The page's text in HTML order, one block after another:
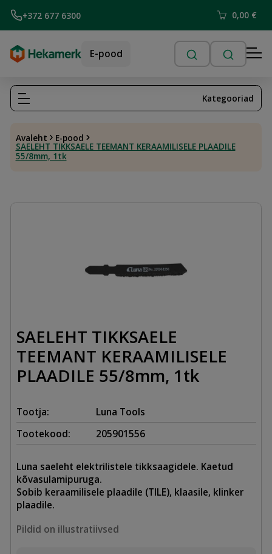
+372 677 6300 0,00 €
E-pood
Avaleht E-pood
SAELEHT TIKKSAELE TEEMANT KERAAMILISELE PLAADILE
55/8mm, 1tk
Kategooriad
SAELEHT TIKKSAELE
TEEMANT KERAAMILISELE
PLAADILE 55/8mm, 1tk
Tootja:
Luna Tools
Tootekood:
205901556
Luna saeleht elektrilistele tikksaagidele. Kaetud
kõvasulamipuruga.
Sobib keraamilisele plaadile (TILE), klaasile, klinker
plaadile.
Pildid on illustratiivsed